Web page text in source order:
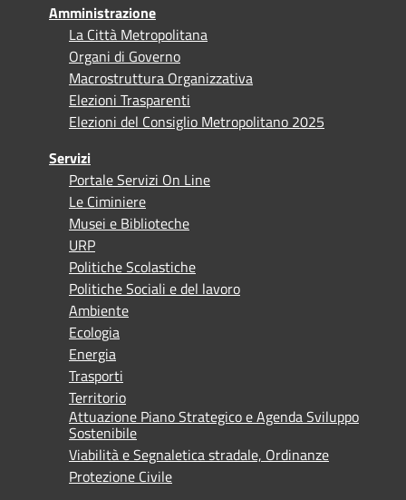
Amministrazione
La Città Metropolitana
Organi di Governo
Macrostruttura Organizzativa
Elezioni Trasparenti
Elezioni del Consiglio Metropolitano 2025
Servizi
Portale Servizi On Line
Le Ciminiere
Musei e Biblioteche
URP
Politiche Scolastiche
Politiche Sociali e del lavoro
Ambiente
Ecologia
Energia
Trasporti
Territorio
Attuazione Piano Strategico e Agenda Sviluppo
Sostenibile
Viabilità e Segnaletica stradale, Ordinanze
Protezione Civile